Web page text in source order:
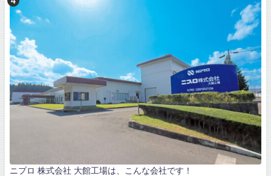
ニプロ 株式会社 大館工場は、こんな会社です！